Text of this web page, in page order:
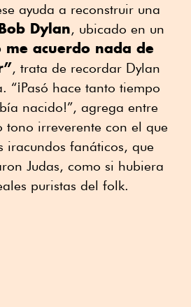
ayuda a reconstruir una
Dylan, ubicado en un
me acuerdo nada de
, trata de recordar Dylan
“¡Pasó hace tanto tiempo
nacido!”, agrega entre
tono irreverente con el que
iracundos fanáticos, que
Judas, como si hubiera
puristas del folk.